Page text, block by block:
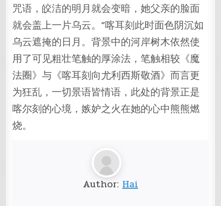
咒语，皎洁的明月就会变暗，她父亲的脸面
就会盖上一片乌云。”喀耳刻此时面色阴沉如
乌云遮掩的日月。背景中的河岸树木依然使
用了可见粗壮笔触的厚涂法，笔触相较《魔
法圈》与《喀耳刻向尤利西斯敬酒》而言更
为狂乱，一切景语皆情语，此处的背景正是
喀尔刻的心境，嫉妒之火在她的心中熊熊燃
烧。
Author: Hai